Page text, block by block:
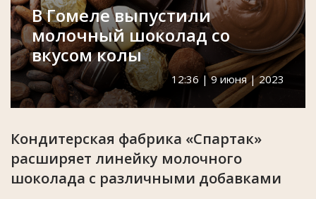
В Гомеле выпустили
молочный шоколад со
вкусом колы
12:36 | 9 июня | 2023
Кондитерская фабрика «Спартак»
расширяет линейку молочного
шоколада с различными добавками